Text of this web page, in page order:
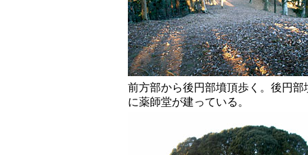
前方部から後円部墳頂歩く。後円部
に薬師堂が建っている。